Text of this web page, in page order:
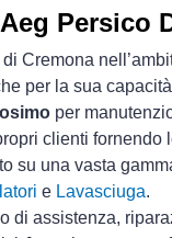
Aeg Persico
Cremona
per la sua
per
clienti fornendo
su una vasta
e Lavasciuga.
di assistenza,